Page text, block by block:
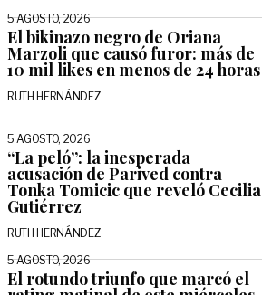
5 AGOSTO, 2026
El bikinazo negro de Oriana
Marzoli que causó furor: más de
10 mil likes en menos de 24 horas
RUTH HERNÁNDEZ
5 AGOSTO, 2026
“La peló”: la inesperada
acusación de Parived contra
Tonka Tomicic que reveló Cecilia
Gutiérrez
RUTH HERNÁNDEZ
5 AGOSTO, 2026
El rotundo triunfo que marcó el